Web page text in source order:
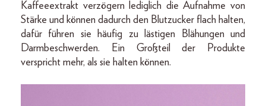
Kaffeeextrakt verzögern lediglich die Aufnahme von
Stärke und können dadurch den Blutzucker flach halten,
dafür führen sie häufig zu lästigen Blähungen und
Darmbeschwerden. Ein Großteil der Produkte
verspricht mehr, als sie halten können.